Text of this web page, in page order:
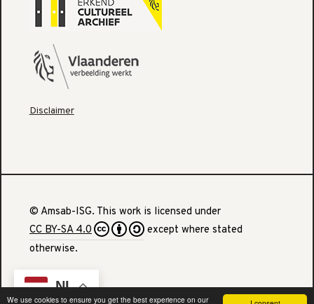
We use cookies to ensure you get the best experience on our
Disclaimer
© Amsab-ISG. This work is licensed under
CC BY-SA 4.0
except where stated
otherwise.
NL